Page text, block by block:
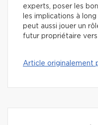
experts, poser les
les implications à
peut aussi jouer un
futur propriétaire vers
Article originalement